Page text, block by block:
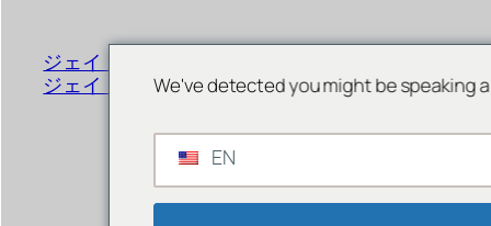
ジェイド ジュエリー オンライン
ジェイド ストア シンガポール
メニュー
We've detected you might be speaking
EN